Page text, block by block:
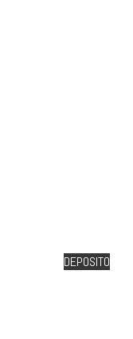
DEPOSITO